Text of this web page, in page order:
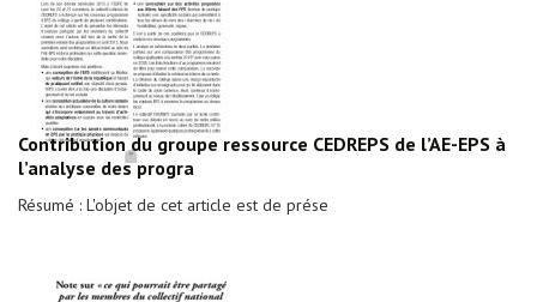
Contribution du groupe ressource CEDREPS de l’AE-EPS à
l’analyse des progra
Résumé : L'objet de cet article est de prése